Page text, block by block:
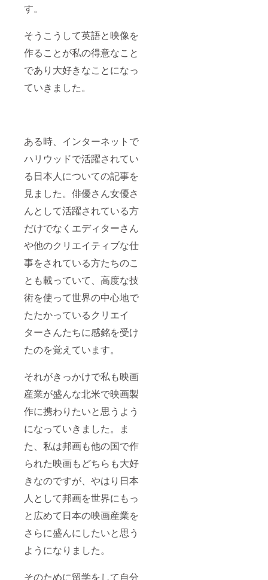
す。
そうこうして英語と映像を
作ることが私の得意なこと
であり大好きなことになっ
ていきました。
ある時、インターネットで
ハリウッドで活躍されてい
る日本人についての記事を
見ました。俳優さん女優さ
んとして活躍されている方
だけでなくエディターさん
や他のクリエイティブな仕
事をされている方たちのこ
とも載っていて、高度な技
術を使って世界の中心地で
たたかっているクリエイ
ターさんたちに感銘を受け
たのを覚えています。
それがきっかけで私も映画
産業が盛んな北米で映画製
作に携わりたいと思うよう
になっていきました。ま
た、私は邦画も他の国で作
られた映画もどちらも大好
きなのですが、やはり日本
人として邦画を世界にもっ
と広めて日本の映画産業を
さらに盛んにしたいと思う
ようになりました。
そのために留学をして自分